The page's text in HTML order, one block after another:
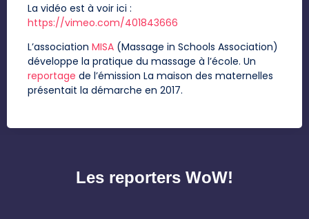
La vidéo est à voir ici :
https://vimeo.com/401843666
L’association MISA (Massage in Schools Association)
développe la pratique du massage à l’école. Un
reportage de l’émission La maison des maternelles
présentait la démarche en 2017.
Les reporters WoW!